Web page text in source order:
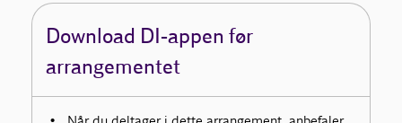
Download DI-appen før
arrangementet